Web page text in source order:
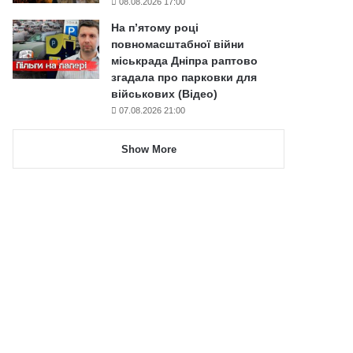
На п’ятому році
повномасштабної війни
міськрада Дніпра раптово
згадала про парковки для
військових (Відео)
07.08.2026 21:00
Show More